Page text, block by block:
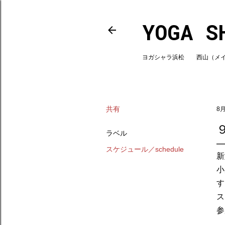
YOGA
ヨガシャラ浜松 西山（メ
共有
ラベル
スケジュール／schedule
8